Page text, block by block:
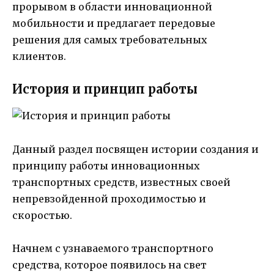
прорывом в области инновационной
мобильности и предлагает передовые
решения для самых требовательных
клиентов.
История и принцип работы
Данный раздел посвящен истории создания и
принципу работы инновационных
транспортных средств, известных своей
непревзойденной проходимостью и
скоростью.
Начнем с узнаваемого транспортного
средства, которое появилось на свет